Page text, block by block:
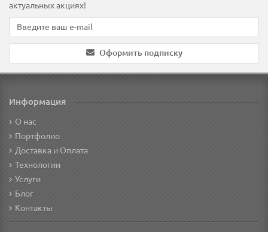
актуальных акциях!
Оформить подписку
Информация
О нас
Портфолио
Доставка и Оплата
Технологии
Услуги
Блог
Контакты